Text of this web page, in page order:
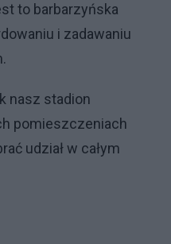
to barbarzyńska
i zadawaniu
nasz stadion
pomieszczeniach
udział w całym